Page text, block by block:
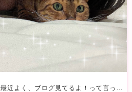
最近よく、ブログ見てるよ！って言っていただけますありがとうございます